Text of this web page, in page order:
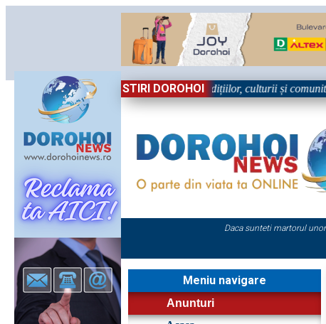
STIRI DOROHOI
în Sărbătoare!” – trei zile dedicate tradițiilor, culturii și comunității
Daca sunteti martorul
Meniu navigare
Anunturi